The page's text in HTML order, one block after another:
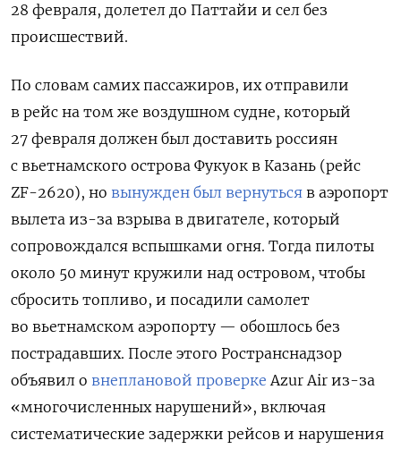
28 февраля, долетел до Паттайи и сел без
происшествий.
По словам самих пассажиров, их отправили
в рейс на том же воздушном судне, который
27 февраля должен был доставить россиян
с вьетнамского острова Фукуок в Казань (рейс
ZF-2620), но вынужден был вернуться в аэропорт
вылета из-за взрыва в двигателе, который
сопровождался вспышками огня. Тогда пилоты
около 50 минут кружили над островом, чтобы
сбросить топливо, и посадили самолет
во вьетнамском аэропорту — обошлось без
пострадавших. После этого Ространснадзор
объявил о внеплановой проверке Azur Air из-за
«многочисленных нарушений», включая
систематические задержки рейсов и нарушения